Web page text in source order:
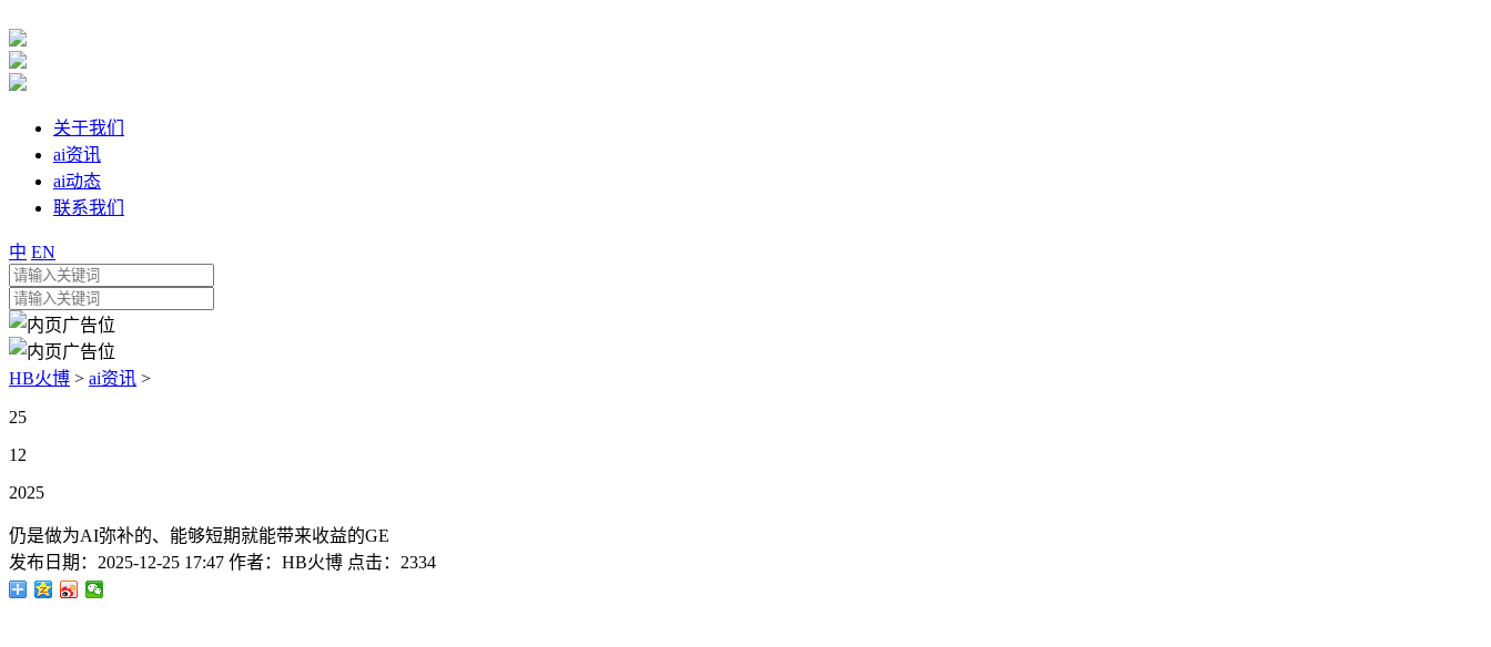
关于我们
ai资讯
ai动态
联系我们
中 EN
HB火博 > ai资讯 >
25
12
2025
仍是做为AI弥补的、能够短期就能带来收益的GE
发布日期： 2025-12-25 17:47 作者： HB火博 点击： 2334